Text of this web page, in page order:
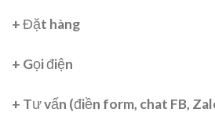
+ Đặt hàng
+ Gọi điện
+ Tư vấn (điền form, chat FB,